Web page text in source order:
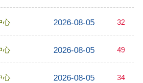
心 2026-08-05 32
心 2026-08-05 49
心 2026-08-05 34